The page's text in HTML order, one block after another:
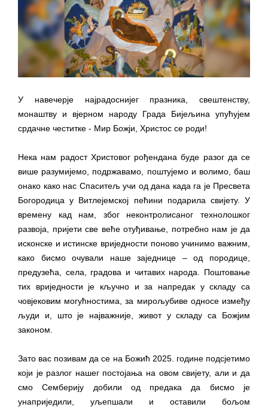
У навечерје најрадоснијег празника, свештенству,
монаштву и вјерном народу Града Бијељина упућујем
срдачне честитке - Мир Божји, Христос се роди!
Нека нам радост Христовог рођендана буде разог да се
више разумијемо, подржавамо, поштујемо и волимо, баш
онако како нас Спаситељ учи од дана када га је Пресвета
Богородица у Витлејемској пећини подарила свијету. У
времену кад нам, због неконтролисаног технолошког
развоја, пријети све веће отуђивање, потребно нам је да
исконске и истинске вриједности поново учинимо важним,
како бисмо очували наше заједнице – од породице,
предузећа, села, градова и читавих народа. Поштовање
тих вриједности је кључно и за напредак у складу са
човјековим могућностима, за мирољубиве односе између
људи и, што је најважније, живот у складу са Божјим
законом.
Зато вас позивам да се на Божић 2025. године подсјетимо
који је разлог нашег постојања на овом свијету, али и да
смо Семберију добили од предака да бисмо је
унаприједили, уљепшали и оставили бољом